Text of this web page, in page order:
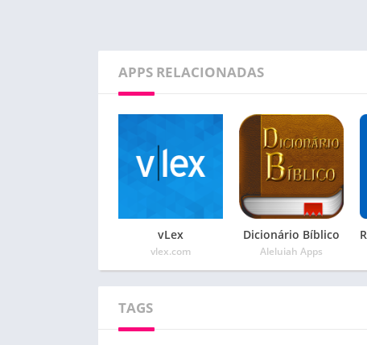
APPS RELACIONADAS
vLex
vlex.com
Dicionário Bíblico
Aleluiah Apps
TAGS